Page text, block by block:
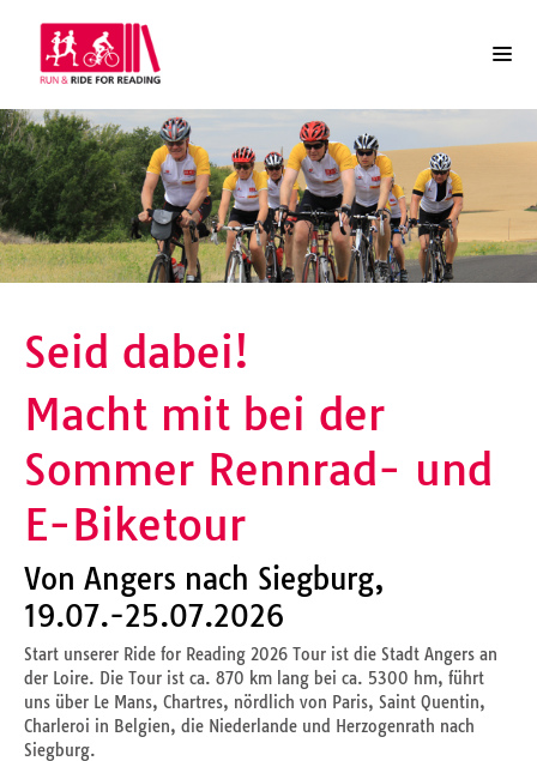
Seid dabei!
Macht mit bei der
Sommer Rennrad- und
E-Biketour
Von Angers nach Siegburg,
19.07.-25.07.2026
Start unserer Ride for Reading 2026 Tour ist die Stadt Angers an
der Loire. Die Tour ist ca. 870 km lang bei ca. 5300 hm, führt
uns über Le Mans, Chartres, nördlich von Paris, Saint Quentin,
Charleroi in Belgien, die Niederlande und Herzogenrath nach
Siegburg.